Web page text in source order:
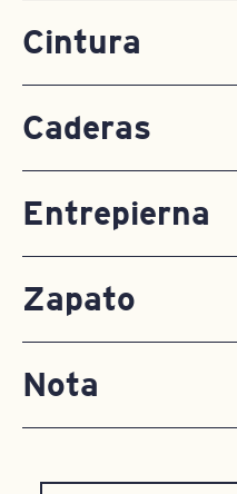
Cintura
Caderas
Entrepierna
Zapato
Nota